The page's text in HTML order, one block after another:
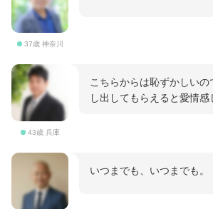
37歳 神奈川
43歳 兵庫
こちらからは恥ずかしい
し出してもらえると愛情
いつまでも、いつまでも。